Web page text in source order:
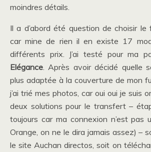
moindres détails.
Il a d’abord été question de choisir le
car mine de rien il en existe 17
différents prix. J’ai testé pour ma
Elégance. Après avoir décidé quelle
plus adaptée à la couverture de mon
j’ai trié mes photos, car oui oui je suis
deux solutions pour le transfert –
toujours car ma connexion n’est pas
Orange, on ne le dira jamais assez) –
le site Auchan directos, soit on